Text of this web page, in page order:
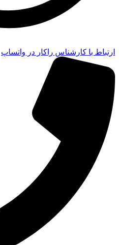
ارتباط با کارشناس راکار در واتساپ